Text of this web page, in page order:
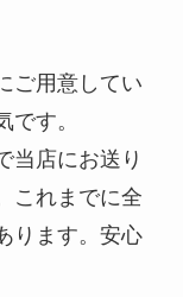
ご用意してい
です。
当店にお送り
これまでに全
ります。安心